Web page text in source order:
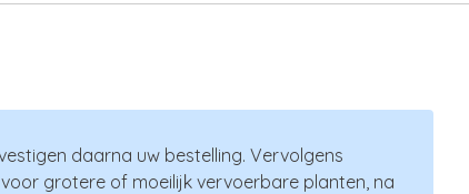
daarna uw bestelling. Vervolgens
grotere of moeilijk vervoerbare planten, na